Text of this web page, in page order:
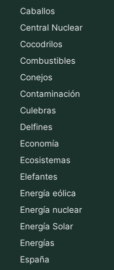
Caballos
Central Nuclear
Cocodrilos
Combustibles
Conejos
Contaminación
Culebras
Delfines
Economía
Ecosistemas
Elefantes
Energía eólica
Energía nuclear
Energía Solar
Energías
España